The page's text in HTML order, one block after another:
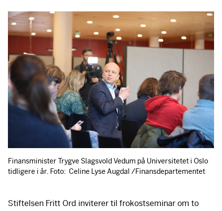
Finansminister Trygve Slagsvold Vedum på Universitetet i Oslo
tidligere i år. Foto: Celine Lyse Augdal /Finansdepartementet
Stiftelsen Fritt Ord inviterer til frokostseminar om to